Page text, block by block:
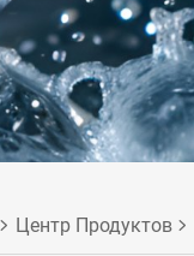
Центр Продуктов